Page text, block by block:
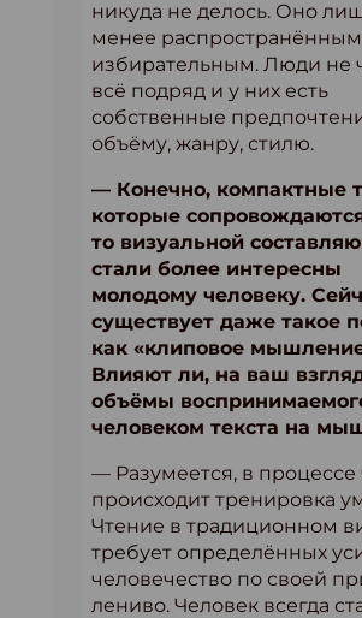
никуда не делось. Оно
менее
избирательным. Люди не
всё подряд и у них есть
собственные
объёму, жанру, стилю.
— Конечно, компактные
которые
то визуальной
стали более интересны
молодому человеку.
существует даже такое
как «клиповое
Влияют ли, на ваш
объёмы
человеком текста на
— Разумеется, в процессе
происходит тренировка
Чтение в традиционном
требует определённых
человечество по своей
лениво. Человек всегда